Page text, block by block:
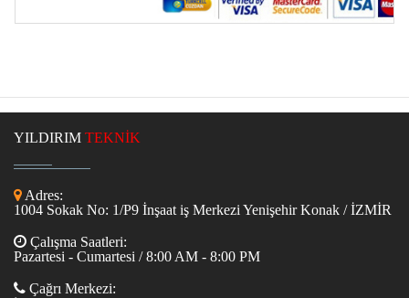
YILDIRIM TEKNİK
Adres:
1004 Sokak No: 1/P9 İnşaat iş Merkezi Yenişehir Konak / İZMİR
Çalışma Saatleri:
Pazartesi - Cumartesi / 8:00 AM - 8:00 PM
Çağrı Merkezi: